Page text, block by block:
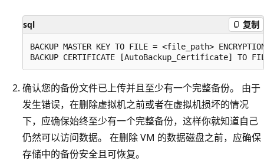
sql 复制
BACKUP MASTER KEY TO FILE = <file_path>
确认您的备份文件已上传并且至少有一个完整备份。 由于
发生错误，在删除虚拟机之前或者在虚拟机损坏的情况
下，应确保始终至少有一个完整备份，这样你就知道自己
仍然可以访问数据。 在删除 VM 的数据磁盘之前，应确保
存储中的备份安全且可恢复。